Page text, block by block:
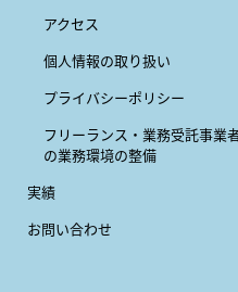
アクセス
個人情報の取り扱い
プライバシーポリシー
フリーランス・業務受託事業
の業務環境の整備
実績
お問い合わせ